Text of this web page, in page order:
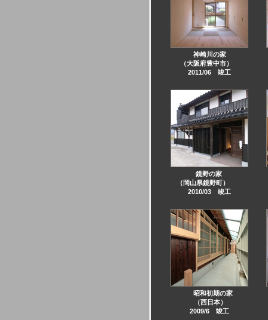
神崎川の家
（大阪府豊中市）
2011/06 竣工
鏡野の家
（岡山県鏡野町）
2010/03 竣工
昭和初期の家
（西日本）
2009/6 竣工